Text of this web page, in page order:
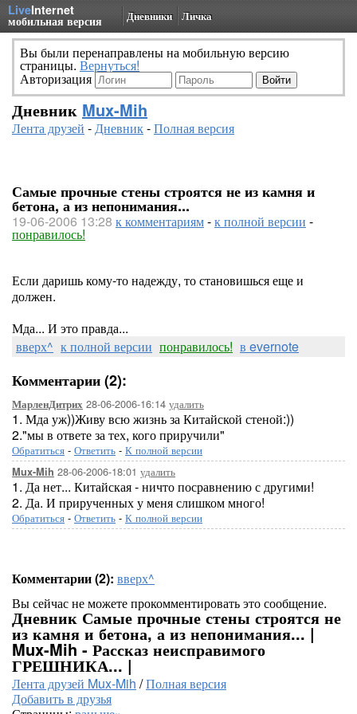
LiveInternet
мобильная версия Дневники Личка
Вы были перенаправлены на мобильную версию
страницы. Вернуться!
Авторизация
Дневник Mux-Mih
Лента друзей -Дневник-Полная версия
Самые прочные стены строятся не из камня и
бетона, а из непонимания...
19-06-2006 13:28 к комментариям-к полной версии -
понравилось!
Если даришь кому-то надежду, то становишься еще и
должен.
Мда... И это правда...
вверх^ к полной версии понравилось! в evernote
Комментарии (2):
МарленДитрих 28-06-2006-16:14 удалить
1. Мда уж))Живу всю жизнь за Китайской стеной:))
2."мы в ответе за тех, кого приручили"
Обратиться - Ответить - К полной версии
Mux-Mih 28-06-2006-18:01 удалить
1. Да нет... Китайская - ничто посравнению с другими!
2. Да. И прирученных у меня слишком много!
Обратиться - Ответить - К полной версии
Комментарии (2): вверх^
Вы сейчас не можете прокомментировать это сообщение.
Дневник Самые прочные стены строятся не
из камня и бетона, а из непонимания... |
Mux-Mih - Рассказ неисправимого
ГРЕШНИКА... |
Лента друзей Mux-Mih /Полная версия
Добавить в друзья